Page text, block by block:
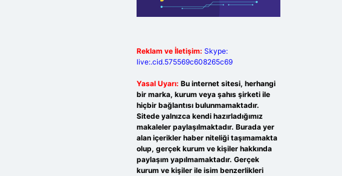
Reklam ve İletişim: Skype:
live:.cid.575569c608265c69
Yasal Uyarı: Bu internet sitesi, herhangi
bir marka, kurum veya şahıs şirketi ile
hiçbir bağlantısı bulunmamaktadır.
Sitede yalnızca kendi hazırladığımız
makaleler paylaşılmaktadır. Burada yer
alan içerikler haber niteliği taşımamakta
olup, gerçek kurum ve kişiler hakkında
paylaşım yapılmamaktadır. Gerçek
kurum ve kişiler ile isim benzerlikleri